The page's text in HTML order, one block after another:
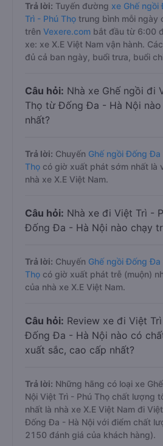
Trả lời: Tuyến đường xe Ghế
Trì - Phú Thọ trung bình mỗi ngày
trên Vexere.com bắt đầu từ 6:00
xe: xe X.E Việt Nam vận hành.
đủ cả ban ngày, buổi trưa, buổi
Câu hỏi: Nhà xe Ghế ngồi đi
Thọ từ Đống Đa - Hà Nội nào
nhất?
Trả lời: Chuyến Ghế ngồi Đống Đa
Thọ có giờ xuất phát sớm nhất là
nhà xe X.E Việt Nam.
Câu hỏi: Nhà xe đi Việt Trì -
Đống Đa - Hà Nội nào chạy
Trả lời: Chuyến Ghế ngồi Đống Đa
Thọ có giờ xuất phát trễ (muộn)
của nhà xe X.E Việt Nam.
Câu hỏi: Review xe đi Việt
Đống Đa - Hà Nội nào có
xuất sắc, cao cấp nhất?
Trả lời: Những hãng có loại xe
Nội Việt Trì - Phú Thọ chất lượng
nhất là nhà xe X.E Việt Nam đi
Đống Đa - Hà Nội với điểm chất
2150 đánh giá của khách hàng).